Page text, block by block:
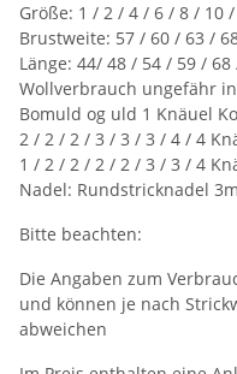
Größe: 1 / 2 / 4 / 6 / 8 / 10
Brustweite: 57 / 60 / 63 /
Länge: 44/ 48 / 54 / 59 /
Wollverbrauch ungefähr
Bomuld og uld 1 Knäuel
2 / 2 / 2 / 3 / 3 / 3 / 4 / 4
1 / 2 / 2 / 2 / 2 / 3 / 3 / 4
Nadel: Rundstricknadel
Bitte beachten:
Die Angaben zum
und können je nach
abweichen